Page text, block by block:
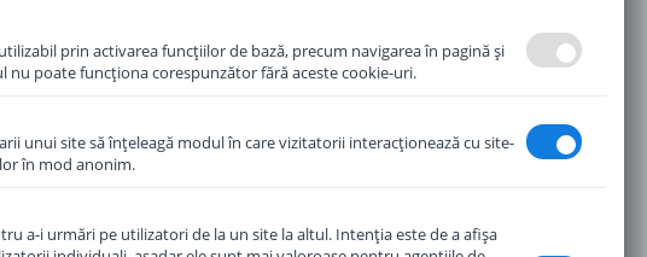
prin activarea funcţiilor de bază, precum navigarea în pagină şi
nu poate funcţiona corespunzător fără aceste cookie-uri.
unui site să înţeleagă modul în care vizitatorii interacţionează cu site-
în mod anonim.
a-i urmări pe utilizatori de la un site la altul. Intenţia este de a afişa